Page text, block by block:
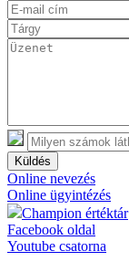
Küldés
Online nevezés
Online ügyintézés
Champion értéktár
Facebook oldal
Youtube csatorna